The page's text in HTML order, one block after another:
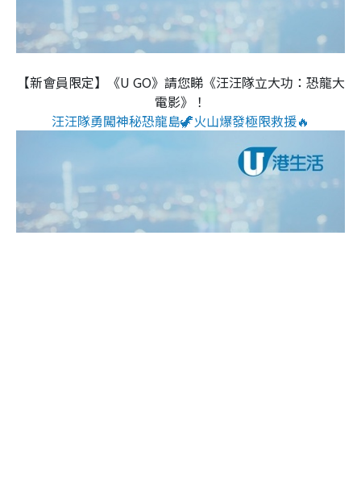
【新會員限定】《U GO》請您睇《汪汪隊立大功：恐龍大
電影》！
汪汪隊勇闖神秘恐龍島🦖火山爆發極限救援🔥